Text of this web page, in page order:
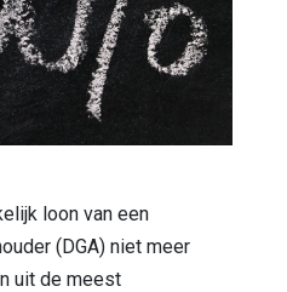
loon van een
(DGA) niet meer
uit de meest